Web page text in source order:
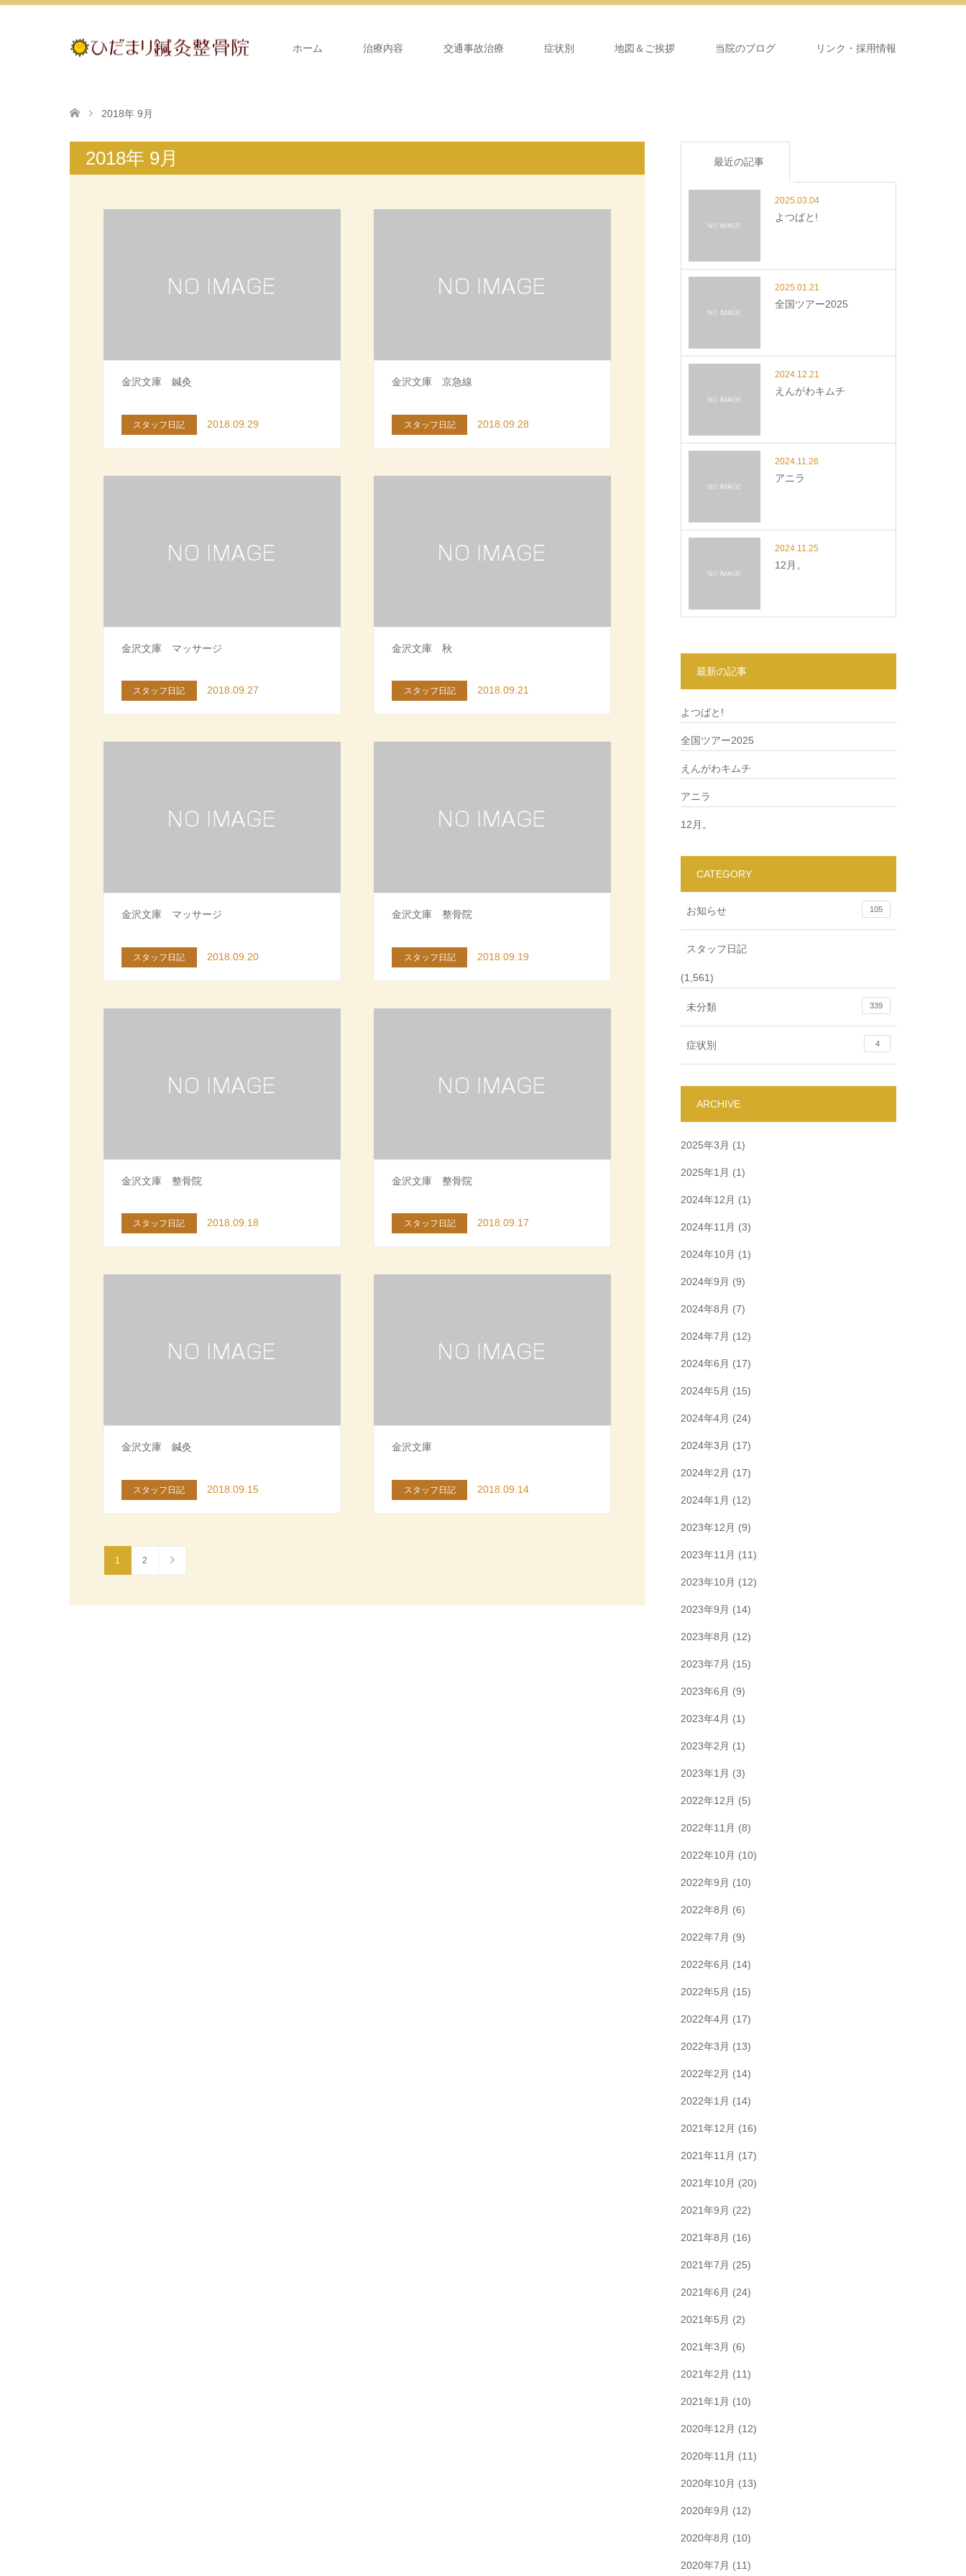
ホーム 治療内容 交通事故治療 症状別 地図＆ご挨拶 当院のブログ リンク・採用情報
2018年 9月
2018年 9月
金沢文庫 鍼灸
スタッフ日記 2018.09.29
金沢文庫 京急線
スタッフ日記 2018.09.28
金沢文庫 マッサージ
スタッフ日記 2018.09.27
金沢文庫 秋
スタッフ日記 2018.09.21
金沢文庫 マッサージ
スタッフ日記 2018.09.20
金沢文庫 整骨院
スタッフ日記 2018.09.19
金沢文庫 整骨院
スタッフ日記 2018.09.18
金沢文庫 整骨院
スタッフ日記 2018.09.17
金沢文庫 鍼灸
スタッフ日記 2018.09.15
金沢文庫
スタッフ日記 2018.09.14
1 2
最近の記事
2025.03.04
よつばと!
2025.01.21
全国ツアー2025
2024.12.21
えんがわキムチ
2024.11.26
アニラ
2024.11.25
12月。
最新の記事
よつばと!
全国ツアー2025
えんがわキムチ
アニラ
12月。
CATEGORY
お知らせ 105
スタッフ日記
(1,561)
未分類 339
症状別 4
ARCHIVE
2025年3月 (1)
2025年1月 (1)
2024年12月 (1)
2024年11月 (3)
2024年10月 (1)
2024年9月 (9)
2024年8月 (7)
2024年7月 (12)
2024年6月 (17)
2024年5月 (15)
2024年4月 (24)
2024年3月 (17)
2024年2月 (17)
2024年1月 (12)
2023年12月 (9)
2023年11月 (11)
2023年10月 (12)
2023年9月 (14)
2023年8月 (12)
2023年7月 (15)
2023年6月 (9)
2023年4月 (1)
2023年2月 (1)
2023年1月 (3)
2022年12月 (5)
2022年11月 (8)
2022年10月 (10)
2022年9月 (10)
2022年8月 (6)
2022年7月 (9)
2022年6月 (14)
2022年5月 (15)
2022年4月 (17)
2022年3月 (13)
2022年2月 (14)
2022年1月 (14)
2021年12月 (16)
2021年11月 (17)
2021年10月 (20)
2021年9月 (22)
2021年8月 (16)
2021年7月 (25)
2021年6月 (24)
2021年5月 (2)
2021年3月 (6)
2021年2月 (11)
2021年1月 (10)
2020年12月 (12)
2020年11月 (11)
2020年10月 (13)
2020年9月 (12)
2020年8月 (10)
2020年7月 (11)